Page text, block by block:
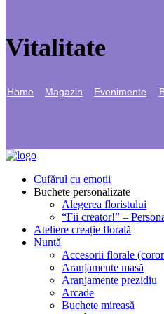
Vitalitate
Home Magazin Evenimente
Cufărul cu emoții
Buchete personalizate
Alegerea floristului
“Fii creator!” –
Ateliere creație florală
Nuntă
Accesorii florale
Aranjamente masă
Aranjamente prezidiu
Arcade
Buchete mireasă